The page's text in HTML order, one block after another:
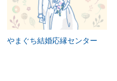
やまぐち結婚応縁センター